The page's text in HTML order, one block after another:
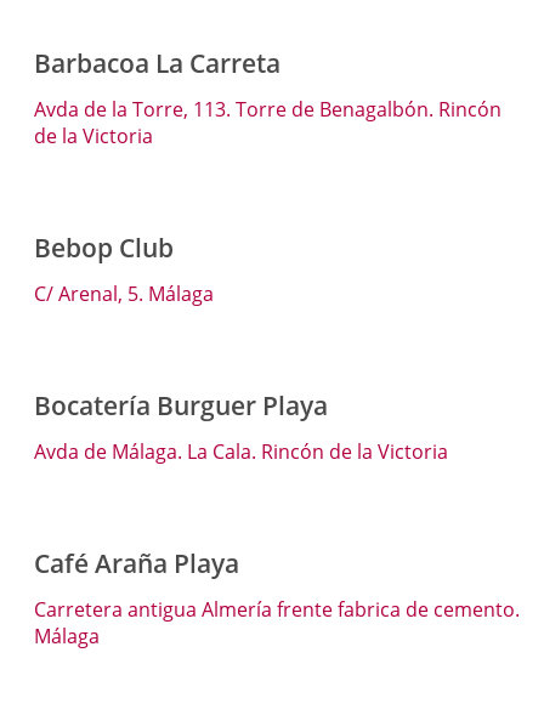
Barbacoa La Carreta
Avda de la Torre, 113. Torre de Benagalbón. Rincón
de la Victoria
Bebop Club
C/ Arenal, 5. Málaga
Bocatería Burguer Playa
Avda de Málaga. La Cala. Rincón de la Victoria
Café Araña Playa
Carretera antigua Almería frente fabrica de cemento.
Málaga